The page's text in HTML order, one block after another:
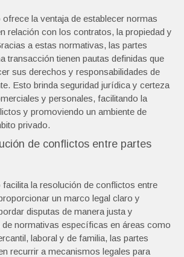
la ventaja de establecer normas
relación con los contratos, la propiedad y
a estas normativas, las partes
transacción tienen pautas definidas que
sus derechos y responsabilidades de
Esto brinda seguridad jurídica y certeza
y personales, facilitando la
y promoviendo un ambiente de
privado.
de conflictos entre partes
facilita la resolución de conflictos entre
un marco legal claro y
disputas de manera justa y
de normativas específicas en áreas como
laboral y de familia, las partes
recurrir a mecanismos legales para